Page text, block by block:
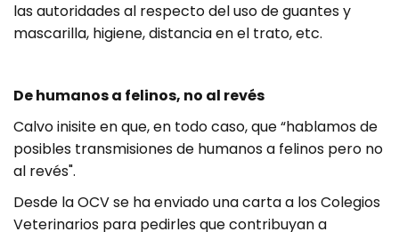
las autoridades al respecto del uso de guantes y
mascarilla, higiene, distancia en el trato, etc.
De humanos a felinos, no al revés
Calvo inisite en que, en todo caso, que “hablamos de
posibles transmisiones de humanos a felinos pero no
al revés".
Desde la OCV se ha enviado una carta a los Colegios
Veterinarios para pedirles que contribuyan a